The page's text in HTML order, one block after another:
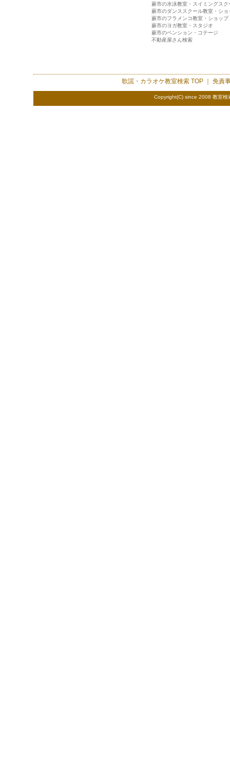
蕨市の水泳教室・スイミングスク
蕨市のダンススクール教室・ショ
蕨市のフラメンコ教室・ショップ
蕨市のヨガ教室・スタジオ
蕨市のペンション・コテージ
不動産屋さん検索
歌謡・カラオケ教室検索TOP ｜ 免責
Copyright(C) since 2008 教室検